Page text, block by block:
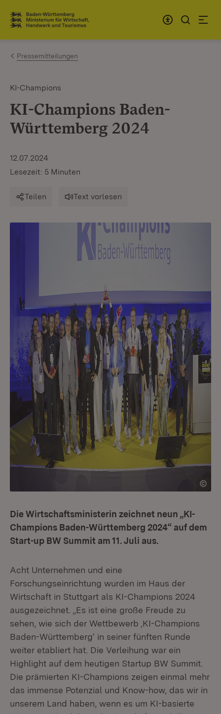
Zum Inhalt springen
Link zur Startseite
Pressemitteilungen
KI-Champions
KI-Champions Baden-
Württemberg 2024
12.07.2024
Lesezeit: 5 Minuten
Teilen Text vorlesen
Die Wirtschaftsministerin zeichnet neun „KI-
Champions Baden-Württemberg 2024“ auf dem
Start-up BW Summit am 11. Juli aus.
Acht Unternehmen und eine
Forschungseinrichtung wurden im Haus der
Wirtschaft in Stuttgart als KI-Champions 2024
ausgezeichnet. „Es ist eine große Freude zu
sehen, wie sich der Wettbewerb ‚KI-Champions
Baden-Württemberg‘ in seiner fünften Runde
weiter etabliert hat. Die Verleihung war ein
Highlight auf dem heutigen Startup BW Summit.
Die prämierten KI-Champions zeigen einmal mehr
das immense Potenzial und Know-how, das wir in
unserem Land haben, wenn es um KI-basierte